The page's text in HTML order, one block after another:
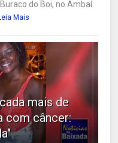
do Boi, no Ambaí
Mais
mais de
com câncer: